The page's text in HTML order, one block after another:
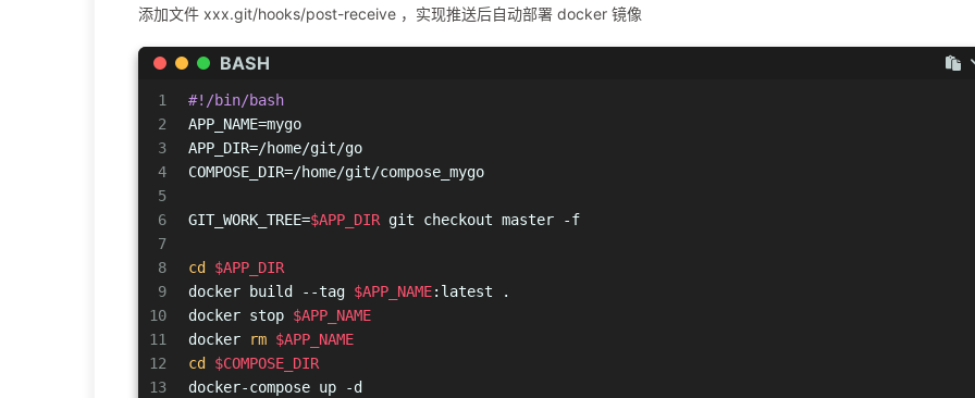
添加文件 xxx.git/hooks/post-receive ，实现推送后自动部署 docker 镜像
BASH
1
2
3
4
5
6
7
8
9
10
11
12
13
#!/bin/bash
APP_NAME=mygo
APP_DIR=/home/git/go
COMPOSE_DIR=/home/git/compose_mygo
GIT_WORK_TREE=$APP_DIR git checkout master -f
cd
$APP_DIR
docker build --tag $APP_NAME:latest .
docker stop $APP_NAME
docker
rm $APP_NAME
cd
$COMPOSE_DIR
docker-compose up -d